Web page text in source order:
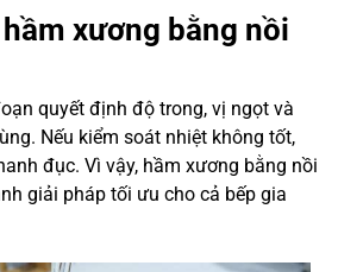
xương bằng nồi
quyết định độ trong, vị ngọt và
Nếu kiểm soát nhiệt không tốt,
đục. Vì vậy, hầm xương bằng nồi
giải pháp tối ưu cho cả bếp gia